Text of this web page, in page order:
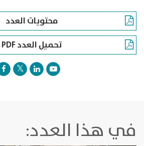
محتويات العدد
تحميل العدد PDF
في هذا العدد: